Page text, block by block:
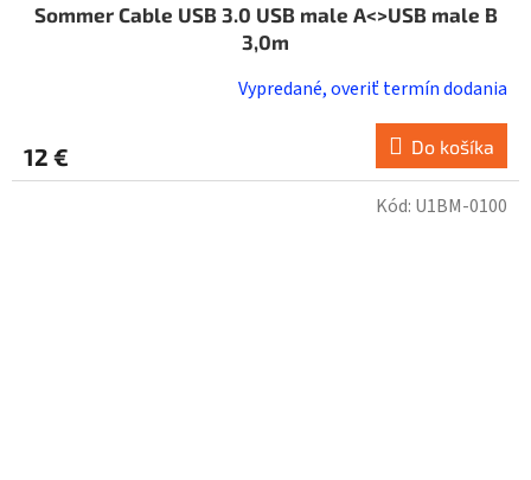
Sommer Cable USB 3.0 USB male A<>USB male B
3,0m
Vypredané, overiť termín dodania
12 € Do košíka
Kód: U1BM-0100